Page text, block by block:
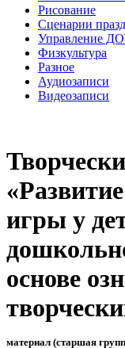
Рисование
Сценарии
Управление
Физкультура
Разное
Аудиозаписи
Видеозаписи
игры у
основе
материал (старшая